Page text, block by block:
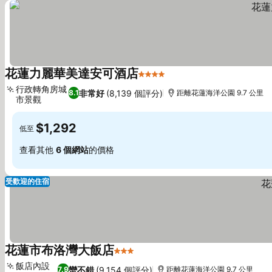
花蓮力麗華美達安可酒店4 星級
8.1非常好 (8,139 個評分)
行政轉角房城
市景觀
距離花蓮海洋公園 9.7 公里
低至 $1,292
查看其他 6 個網站的價格
受歡迎的住宿
花蓮市布洛灣大飯店3 星級
7.9蠻不錯 (9,154 個評分)
飯店內設
距離花蓮海洋公園 9.7 公里